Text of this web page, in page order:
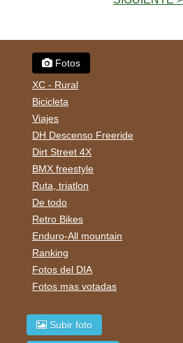
Fotos
XC - Rural
Bicicleta
Viajes
DH Descenso Freeride
Dirt Street 4X
BMX freestyle
Ruta, triatlon
De todo
Retro Bikes
Enduro-All mountain
Ranking
Fotos del DIA
Fotos mas votadas
Subir foto